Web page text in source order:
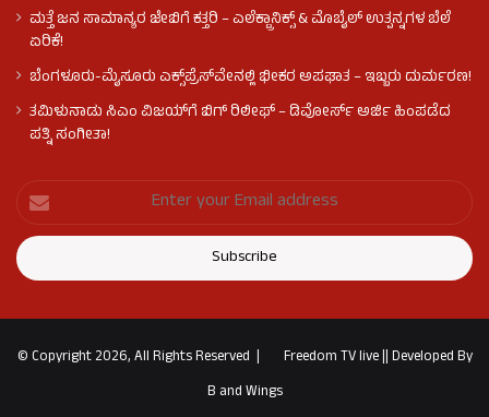
ಮತ್ತೆ ಜನ ಸಾಮಾನ್ಯರ ಜೇಬಿಗೆ ಕತ್ತರಿ – ಎಲೆಕ್ಟ್ರಾನಿಕ್ಸ್ & ಮೊಬೈಲ್ ಉತ್ಪನ್ನಗಳ ಬೆಲೆ
ಏರಿಕೆ!
ಬೆಂಗಳೂರು-ಮೈಸೂರು ಎಕ್ಸ್‌ಪ್ರೆಸ್‌ವೇನಲ್ಲಿ ಭೀಕರ ಅಪಘಾತ – ಇಬ್ಬರು ದುರ್ಮರಣ!
ತಮಿಳುನಾಡು ಸಿಎಂ ವಿಜಯ್‌ಗೆ ಬಿಗ್ ರಿಲೀಫ್ – ಡಿವೋರ್ಸ್ ಅರ್ಜಿ ಹಿಂಪಡೆದ
ಪತ್ನಿ ಸಂಗೀತಾ!
© Copyright 2026, All Rights Reserved | Freedom TV live||Developed By
B and Wings